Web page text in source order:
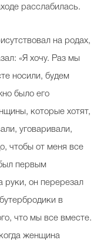
расслабилась.
на родах,
«Я хочу. Раз мы
носили, будем
было его
которые хотят,
уговаривали,
чтобы от меня все
первым
руки, он перерезал
в
что мы все вместе.
женщина